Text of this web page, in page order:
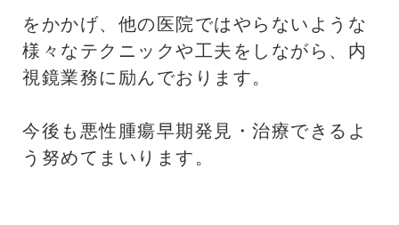
をかかげ、他の医院ではやらないような
様々なテクニックや工夫をしながら、内
視鏡業務に励んでおります。
今後も悪性腫瘍早期発見・治療できるよ
う努めてまいります。